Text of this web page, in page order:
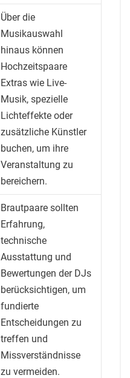
Über die
Musikauswahl
hinaus können
Hochzeitspaare
Extras wie Live-
Musik, spezielle
Lichteffekte oder
zusätzliche Künstler
buchen, um ihre
Veranstaltung zu
bereichern.
Brautpaare sollten
Erfahrung,
technische
Ausstattung und
Bewertungen der DJs
berücksichtigen, um
fundierte
Entscheidungen zu
treffen und
Missverständnisse
zu vermeiden.